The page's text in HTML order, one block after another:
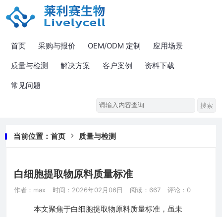
首页 采购与报价 OEM/ODM 定制 应用场景
质量与检测 解决方案 客户案例 资料下载
常见问题
当前位置： 首页 质量与检测
白细胞提取物原料质量标准
作者：max 时间：2026年02月06日 阅读：667 评论：0
本文聚焦于白细胞提取物原料质量标准，虽未